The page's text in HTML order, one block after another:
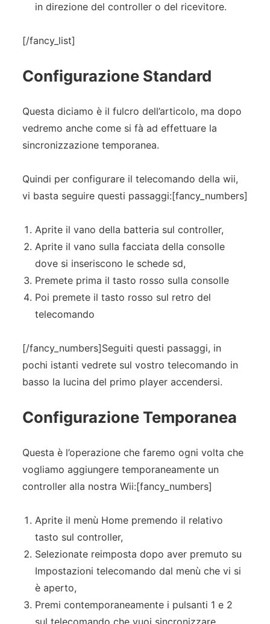
in direzione del controller o del ricevitore.
[/fancy_list]
Configurazione Standard
Questa diciamo è il fulcro dell’articolo, ma dopo
vedremo anche come si fà ad effettuare la
sincronizzazione temporanea.
Quindi per configurare il telecomando della wii,
vi basta seguire questi passaggi:[fancy_numbers]
Aprite il vano della batteria sul controller,
Aprite il vano sulla facciata della consolle
dove si inseriscono le schede sd,
Premete prima il tasto rosso sulla consolle
Poi premete il tasto rosso sul retro del
telecomando
[/fancy_numbers]Seguiti questi passaggi, in
pochi istanti vedrete sul vostro telecomando in
basso la lucina del primo player accendersi.
Configurazione Temporanea
Questa è l’operazione che faremo ogni volta che
vogliamo aggiungere temporaneamente un
controller alla nostra Wii:[fancy_numbers]
Aprite il menù Home premendo il relativo
tasto sul controller,
Selezionate reimposta dopo aver premuto su
Impostazioni telecomando dal menù che vi si
è aperto,
Premi contemporaneamente i pulsanti 1 e 2